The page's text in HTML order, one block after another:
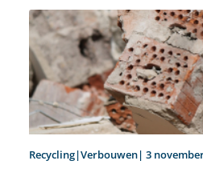
Recycling|Verbouwen| 3